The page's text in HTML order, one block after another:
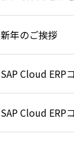
新年のご挨拶
SAP Cloud